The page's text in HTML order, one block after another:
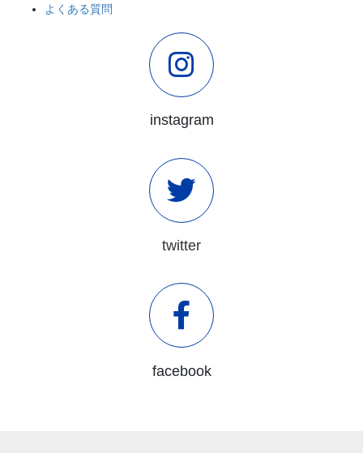
よくある質問
instagram
twitter
facebook